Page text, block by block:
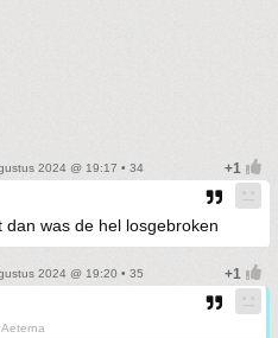
2024 @ 19:17 • 34
was de hel losgebroken
2024 @ 19:20 • 35
Aeterna